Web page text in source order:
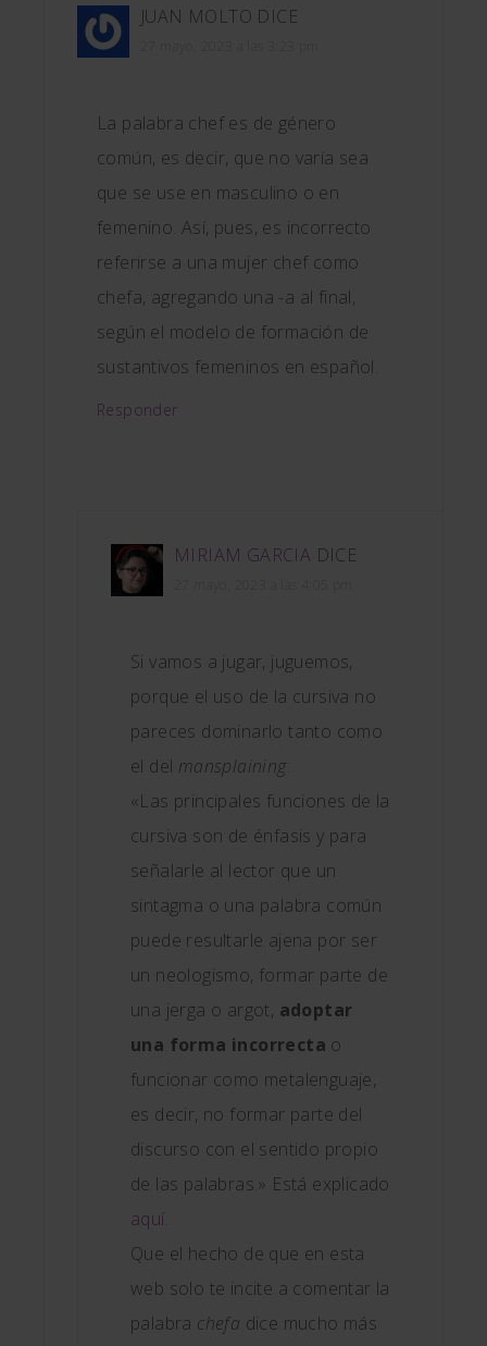
JUAN MOLTO DICE
La palabra chef es de género
común, es decir, que no varía sea
que se use en masculino o en
femenino. Así, pues, es incorrecto
referirse a una mujer chef como
chefa, agregando una -a al final,
según el modelo de formación de
sustantivos femeninos en español.
Responder
MIRIAM GARCIA DICE
Si vamos a jugar, juguemos,
porque el uso de la cursiva no
pareces dominarlo tanto como
el del mansplaining:
«Las principales funciones de la
cursiva son de énfasis y para
señalarle al lector que un
sintagma o una palabra común
puede resultarle ajena por ser
un neologismo, formar parte de
una jerga o argot, adoptar
una forma incorrecta o
funcionar como metalenguaje,
es decir, no formar parte del
discurso con el sentido propio
de las palabras.» Está explicado
aquí.
Que el hecho de que en esta
web solo te incite a comentar la
palabra chefa dice mucho más